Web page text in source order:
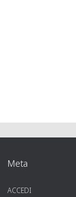
Meta
ACCEDI